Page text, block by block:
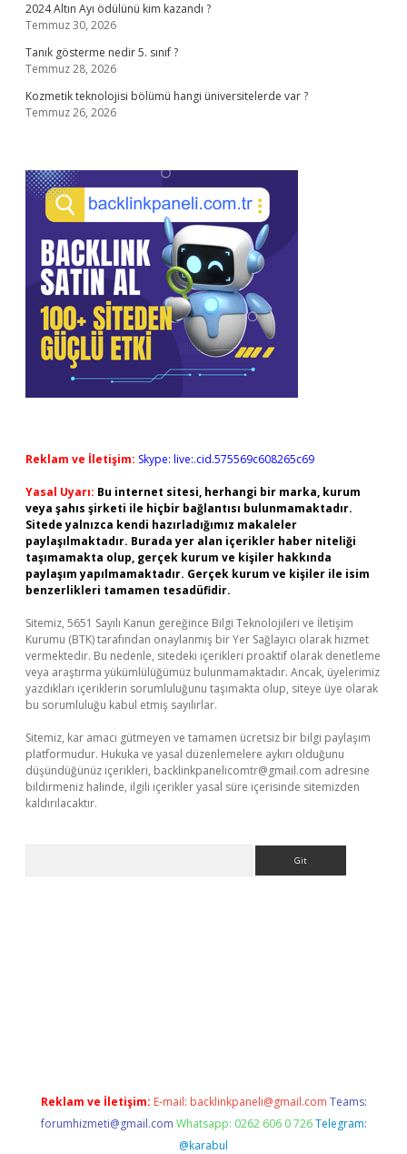
2024 Altın Ayı ödülünü kim kazandı ?
Temmuz 30, 2026
Tanık gösterme nedir 5. sınıf ?
Temmuz 28, 2026
Kozmetik teknolojisi bölümü hangi üniversitelerde var ?
Temmuz 26, 2026
Reklam ve İletişim: Skype: live:.cid.575569c608265c69
Yasal Uyarı: Bu internet sitesi, herhangi bir marka, kurum
veya şahıs şirketi ile hiçbir bağlantısı bulunmamaktadır.
Sitede yalnızca kendi hazırladığımız makaleler
paylaşılmaktadır. Burada yer alan içerikler haber niteliği
taşımamakta olup, gerçek kurum ve kişiler hakkında
paylaşım yapılmamaktadır. Gerçek kurum ve kişiler ile isim
benzerlikleri tamamen tesadüfidir.
Sitemiz, 5651 Sayılı Kanun gereğince Bilgi Teknolojileri ve İletişim
Kurumu (BTK) tarafından onaylanmış bir Yer Sağlayıcı olarak hizmet
vermektedir. Bu nedenle, sitedeki içerikleri proaktif olarak denetleme
veya araştırma yükümlülüğümüz bulunmamaktadır. Ancak, üyelerimiz
yazdıkları içeriklerin sorumluluğunu taşımakta olup, siteye üye olarak
bu sorumluluğu kabul etmiş sayılırlar.
Sitemiz, kar amacı gütmeyen ve tamamen ücretsiz bir bilgi paylaşım
platformudur. Hukuka ve yasal düzenlemelere aykırı olduğunu
düşündüğünüz içerikleri, backlinkpanelicomtr@gmail.com adresine
bildirmeniz halinde, ilgili içerikler yasal süre içerisinde sitemizden
kaldırılacaktır.
Reklam ve İletişim: E-mail: backlinkpaneli@gmail.com Teams:
forumhizmeti@gmail.com Whatsapp: 0262 606 0 726 Telegram:
@karabul